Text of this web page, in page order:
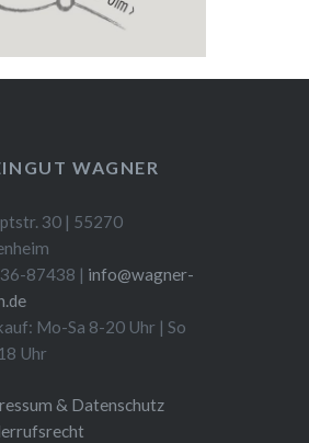
WAGNER
30 | 55270
87438 | info@wagner-
Mo-Sa 8-20 Uhr | So
Uhr
& Datenschutz